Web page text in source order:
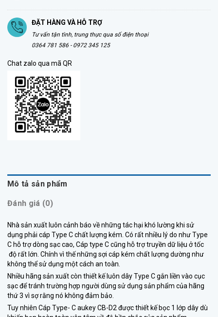
ĐẶT HÀNG VÀ HỖ TRỢ
Tư vấn tận tình, trung thực qua số điện thoại
0364 781 586 - 0972 345 125
Chat zalo qua mã QR
Mô tả sản phẩm
Đánh giá (0)
Nhà sản xuất luôn cảnh báo về những tác hại khó lường khi sử
dụng phải cáp Type C chất lượng kém. Có rất nhiều lý do như Type
C hỗ trợ dòng sạc cao, Cáp type C cũng hỗ trợ truyền dữ liệu ở tốc
độ rất lớn. Chính vì thế những sợi cáp kém chất lượng dường như
không thể sử dụng một cách an toàn.
Nhiều hãng sản xuất còn thiết kế luôn dây Type C gắn liền vào cục
sạc để tránh trường hợp người dùng sử dụng sản phẩm của hãng
thứ 3 vì sợ rằng nó không đảm bảo.
Tuy nhiên Cáp Type- C aukey CB-D2 được thiết kế bọc 1 lớp dây dù